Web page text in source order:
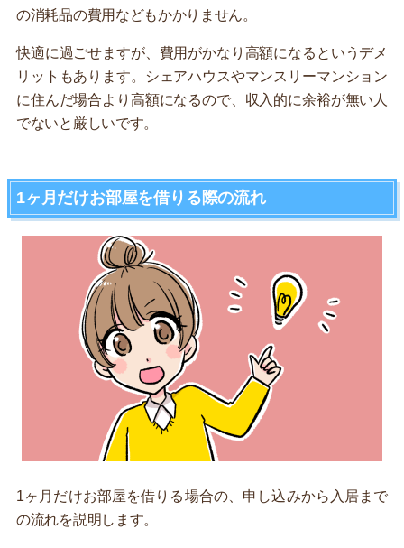
の消耗品の費用などもかかりません。
快適に過ごせますが、費用がかなり高額になるというデメ
リットもあります。シェアハウスやマンスリーマンション
に住んだ場合より高額になるので、収入的に余裕が無い人
でないと厳しいです。
1ヶ月だけお部屋を借りる際の流れ
1ヶ月だけお部屋を借りる場合の、申し込みから入居まで
の流れを説明します。